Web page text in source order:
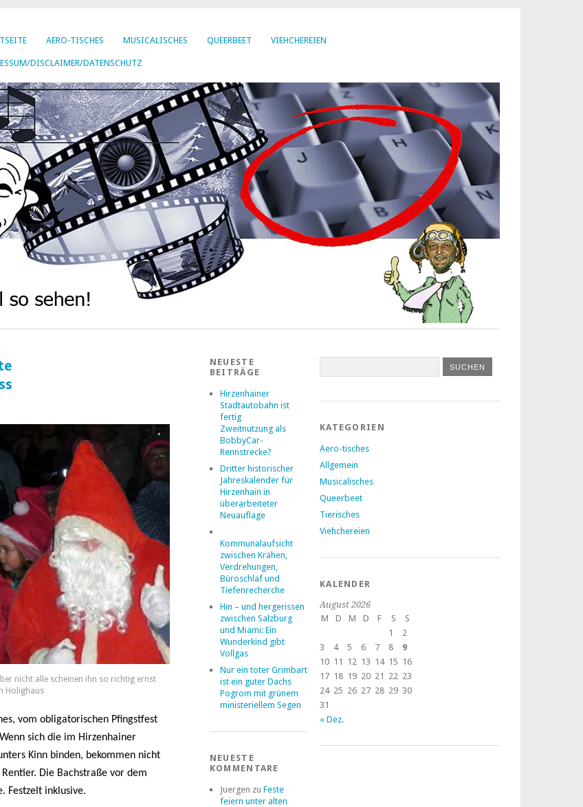
AERO-TISCHES MUSICALISCHES QUEERBEET VIEHCHEREIEN
DISCLAIMER/DATENSCHUTZ
nicht alle scheinen ihn so richtig ernst
Holighaus
vom obligatorischen Pfingstfest
sich die im Hirzenhainer
Kinn binden, bekommen nicht
Die Bachstraße vor dem
Festzelt inklusive.
NEUESTE
BEITRÄGE
Hirzenhainer
Stadtautobahn ist
fertig
Zweitnutzung als
BobbyCar-
Rennstrecke?
Dritter historischer
Jahreskalender für
Hirzenhain in
überarbeiteter
Neuauflage
Kommunalaufsicht
zwischen Krähen,
Verdrehungen,
Büroschlaf und
Tiefenrecherche
Hin – und hergerissen
zwischen Salzburg
und Miami: Ein
Wunderkind gibt
Vollgas
Nur ein toter Grimbart
ist ein guter Dachs
Pogrom mit grünem
ministeriellem Segen
NEUESTE
KOMMENTARE
Juergen zu Feste
feiern unter alten
KATEGORIEN
Aero-tisches
Allgemein
Musicalisches
Queerbeet
Tierisches
Viehchereien
KALENDER
August 2026
M
D M D F S
S
1
2
3
4 5 6 7 8
9
10 11 12 13 14 15 16
17 18 19 20 21 22 23
24 25 26 27 28 29 30
31
« Dez.